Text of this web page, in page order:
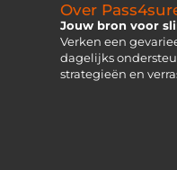
Over
Jouw bron voor
Verken een
dagelijks
strategieën en